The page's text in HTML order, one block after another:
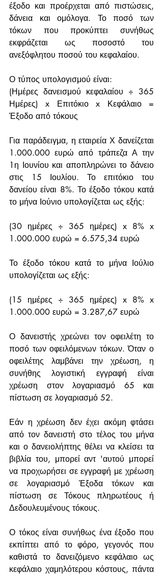
έξοδο και προέρχεται από πιστώσεις,
δάνεια και ομόλογα. Το ποσό των
τόκων που προκύπτει συνήθως
εκφράζεται ως ποσοστό του
ανεξόφλητου ποσού του κεφαλαίου.
Ο τύπος υπολογισμού είναι:
(Ημέρες δανεισμού κεφαλαίου ÷ 365
Ημέρες) x Επιτόκιο x Κεφάλαιο =
Έξοδο από τόκους
Για παράδειγμα, η εταιρεία Χ δανείζεται
1.000.000 ευρώ από τράπεζα Α την
1η Ιουνίου και αποπληρώνει το δάνειο
στις 15 Ιουλίου. Το επιτόκιο του
δανείου είναι 8%. Το έξοδο τόκου κατά
το μήνα Ιούνιο υπολογίζεται ως εξής:
(30 ημέρες ÷ 365 ημέρες) x 8% x
1.000.000 ευρώ = 6.575,34 ευρώ
Το έξοδο τόκου κατά το μήνα Ιούλιο
υπολογίζεται ως εξής:
(15 ημέρες ÷ 365 ημέρες) x 8% x
1.000.000 ευρώ = 3.287,67 ευρώ
Ο δανειστής χρεώνει τον οφειλέτη το
ποσό των οφειλόμενων τόκων. Όταν ο
οφειλέτης λαμβάνει την χρέωση, η
συνήθης λογιστική εγγραφή είναι
χρέωση στον λογαριασμό 65 και
πίστωση σε λογαριασμό 52.
Εάν η χρέωση δεν έχει ακόμη φτάσει
από τον δανειστή στο τέλος του μήνα
και ο δανειολήπτης θέλει να κλείσει τα
βιβλία του, μπορεί αντ 'αυτού μπορεί
να προχωρήσει σε εγγραφή με χρέωση
σε λογαριασμό Έξοδα τόκων και
πίστωση σε Τόκους πληρωτέους ή
Δεδουλευμένους τόκους.
Ο τόκος είναι συνήθως ένα έξοδο που
εκπίπτει από το φόρο, γεγονός που
καθιστά το δανειζόμενο κεφάλαιο ως
κεφάλαιο χαμηλότερου κόστους, πάντα